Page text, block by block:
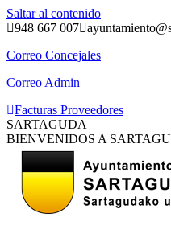
Saltar al contenido
948 667 007
Correo Concejales
Correo Admin
Facturas Proveedores
SARTAGUDA
BIENVENIDOS A